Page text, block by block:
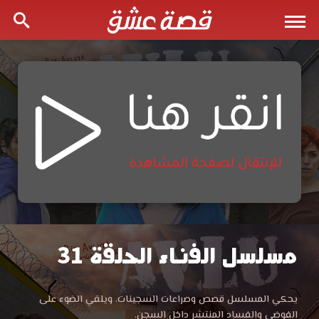
مسلسل
الفناء
مسلسل الفناء الحلقة 31
مشاهدة
الفناء
يحكي المسلسل قصص وصراعات السجينات، ويلقي الضوء على
الفوضى والفساد المنتشر داخل السجن.